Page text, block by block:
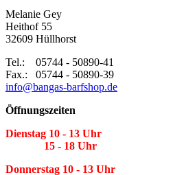
Melanie Gey
Heithof 55
32609 Hüllhorst
Tel.: 05744 - 50890-41
Fax.: 05744 - 50890-39
info@bangas-barfshop.de
Öffnungszeiten
Dienstag 10 - 13 Uhr
15 - 18 Uhr
Donnerstag 10 - 13 Uhr